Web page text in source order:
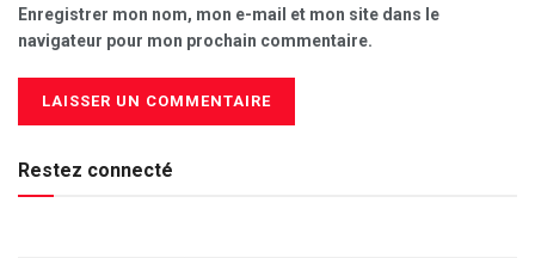
Enregistrer mon nom, mon e-mail et mon site dans le
navigateur pour mon prochain commentaire.
Restez connecté